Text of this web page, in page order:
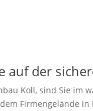
auf der
Koll, sind Sie im
Firmengelände